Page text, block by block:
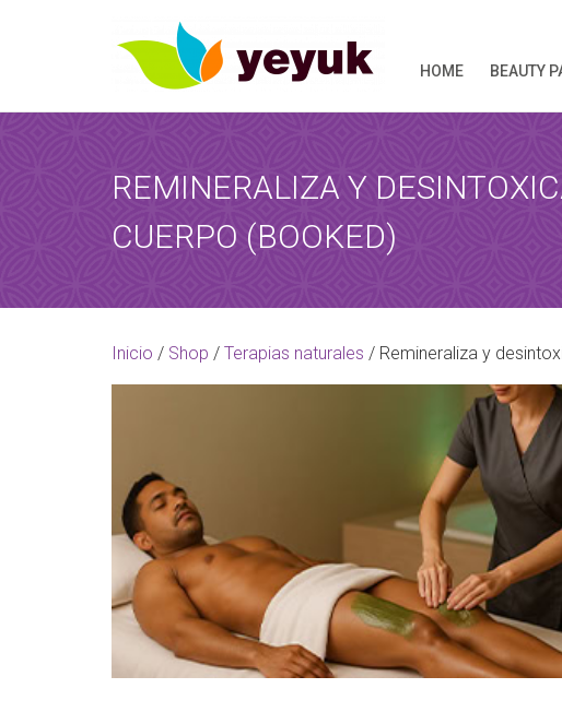
HOME BEAUTY
REMINERALIZA Y
CUERPO (BOOKED)
Inicio / Shop / Terapias naturales / Remineraliza y
RESERVAR AHORA
[booked-calendar]